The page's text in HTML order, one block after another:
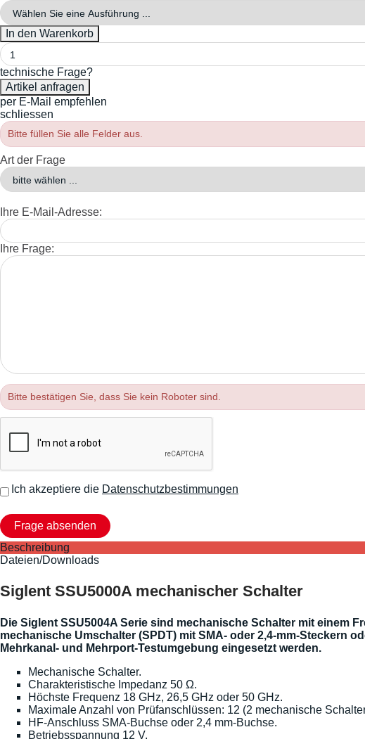
technische Frage?
per E-Mail empfehlen
schliessen
Bitte füllen Sie alle Felder aus.
Art der Frage
Ihre E-Mail-Adresse:
Ihre Frage:
Bitte bestätigen Sie, dass Sie kein Roboter sind.
Ich akzeptiere die Datenschutzbestimmungen
Beschreibung
Dateien/Downloads
Siglent SSU5000A mechanischer Schalter
Die Siglent SSU5004A Serie sind mechanische Schalter mit einem
mechanische Umschalter (SPDT) mit SMA- oder 2,4-mm-Steckern
Mehrkanal- und Mehrport-Testumgebung eingesetzt werden.
Mechanische Schalter.
Charakteristische Impedanz 50 Ω.
Höchste Frequenz 18 GHz, 26,5 GHz oder 50 GHz.
Maximale Anzahl von Prüfanschlüssen: 12 (2 mechanische
HF-Anschluss SMA-Buchse oder 2,4 mm-Buchse.
Betriebsspannung 12 V.